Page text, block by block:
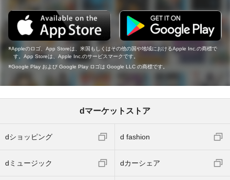
Appleのロゴ、App Storeは、米国もしくはその他の国や地域におけるApple Inc.の商標で
す。App Storeは、Apple Inc.のサービスマークです。
Google Play および Google Play ロゴは Google LLC の商標です。
dマーケットストア
dショッピング d fashion
dミュージック dカーシェア